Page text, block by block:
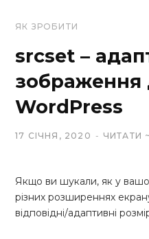
ЯК ЗРОБИТИ
srcset –
зображення
WordPress
17 СІЧНЯ, 2020 ЧИТАТИ
Якщо ви шукали, як у
різних розширеннях
відповідні/адаптивні